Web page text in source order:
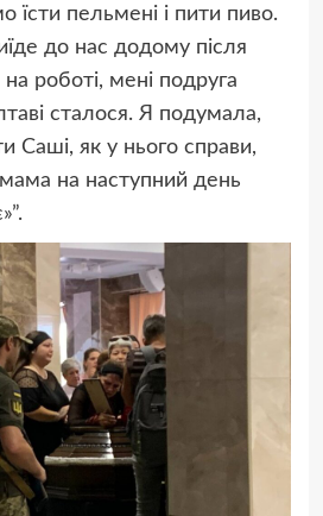
їсти пельмені і пити пиво.
до нас додому після
роботі, мені подруга
сталося. Я подумала,
Саші, як у нього справи,
на наступний день